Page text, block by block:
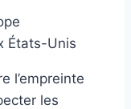
États-Unis
l’empreinte
les